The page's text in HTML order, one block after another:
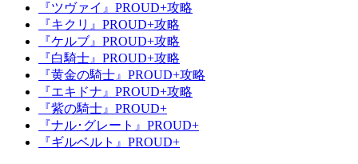
『ツヴァイ』PROUD+攻略
『キクリ』PROUD+攻略
『ケルブ』PROUD+攻略
『白騎士』PROUD+攻略
『黄金の騎士』PROUD+攻略
『エキドナ』PROUD+攻略
『紫の騎士』PROUD+
『ナル･グレート』PROUD+
『ギルベルト』PROUD+